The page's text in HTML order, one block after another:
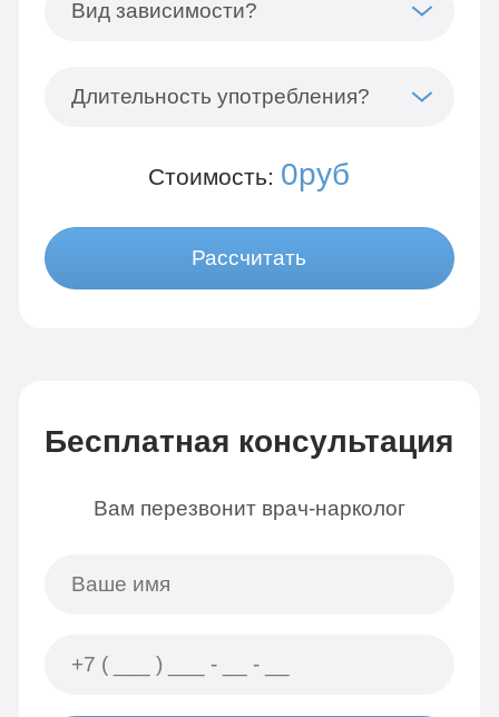
Вид зависимости?
Длительность употребления?
Стоимость: 0руб
Рассчитать
Бесплатная консультация
Вам перезвонит врач-нарколог